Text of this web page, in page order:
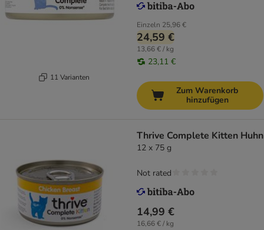
11 Varianten
Einzeln 25,96 €
24,59 €
13,66 € / kg
23,11 €
Zum Warenkorb
hinzufügen
Thrive Complete Kitten Huhn
12 x 75 g
14,99 €
16,66 € / kg
Not rated